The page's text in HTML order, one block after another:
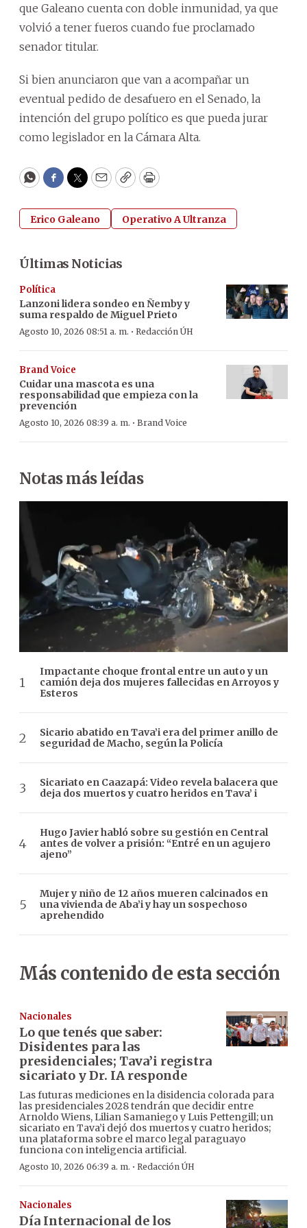
que Galeano cuenta con doble inmunidad, ya que
volvió a tener fueros cuando fue proclamado
senador titular.
Si bien anunciaron que van a acompañar un
eventual pedido de desafuero en el Senado, la
intención del grupo político es que pueda jurar
como legislador en la Cámara Alta.
WhatsApp
Facebook
Twitter
EmailCopyPrint
Erico Galeano Operativo A Ultranza
Últimas Noticias
Política
Lanzoni lidera sondeo en Ñemby y
suma respaldo de Miguel Prieto
Agosto 10, 2026 08:51 a. m. · Redacción ÚH
Brand Voice
Cuidar una mascota es una
responsabilidad que empieza con la
prevención
Agosto 10, 2026 08:39 a. m. · Brand Voice
Notas más leídas
Impactante choque frontal entre un auto y un
camión deja dos mujeres fallecidas en Arroyos y
Esteros
Sicario abatido en Tava’i era del primer anillo de
seguridad de Macho, según la Policía
Sicariato en Caazapá: Video revela balacera que
deja dos muertos y cuatro heridos en Tava’ i
Hugo Javier habló sobre su gestión en Central
antes de volver a prisión: “Entré en un agujero
ajeno”
Mujer y niño de 12 años mueren calcinados en
una vivienda de Aba’i y hay un sospechoso
aprehendido
Más contenido de esta sección
Nacionales
Lo que tenés que saber:
Disidentes para las
presidenciales; Tava’i registra
sicariato y Dr. IA responde
Las futuras mediciones en la disidencia colorada para
las presidenciales 2028 tendrán que decidir entre
Arnoldo Wiens, Lilian Samaniego y Luis Pettengill; un
sicariato en Tava’i dejó dos muertos y cuatro heridos;
una plataforma sobre el marco legal paraguayo
funciona con inteligencia artificial.
Agosto 10, 2026 06:39 a. m. · Redacción ÚH
Nacionales
Día Internacional de los